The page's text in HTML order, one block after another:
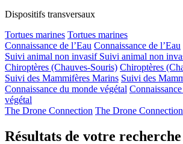
Dispositifs transversaux
Tortues marines Tortues marines
Connaissance de l’Eau Connaissance de l’Eau
Suivi animal non invasif Suivi animal non
Chiroptères (Chauves-Souris) Chiroptères
Suivi des Mammifères Marins Suivi des
Connaissance du monde végétal
végétal
The Drone Connection The Drone Connection
Résultats de votre recherche